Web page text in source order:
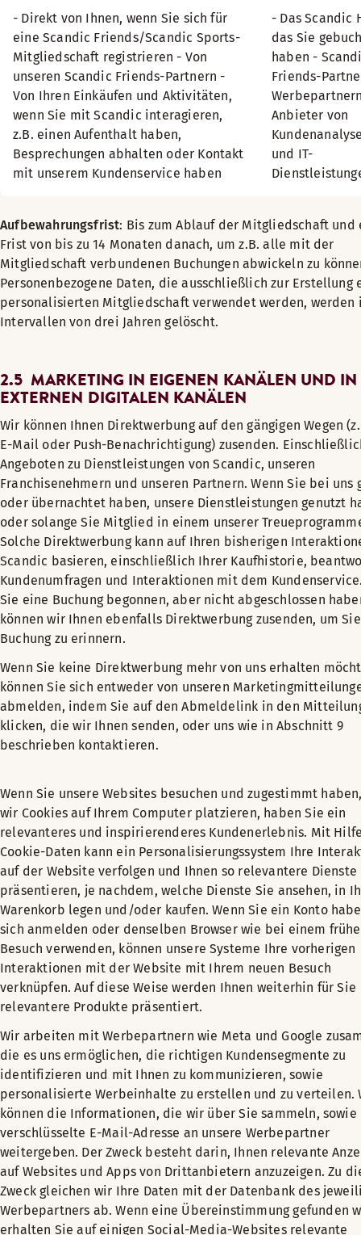
- Direkt von Ihnen, wenn Sie sich für
eine Scandic Friends/Scandic Sports-
Mitgliedschaft registrieren - Von
unseren Scandic Friends-Partnern -
Von Ihren Einkäufen und Aktivitäten,
wenn Sie mit Scandic interagieren,
z.B. einen Aufenthalt haben,
Besprechungen abhalten oder Kontakt
mit unserem Kundenservice haben
- Das Scandic
das Sie
haben -
Friends-
Anbieter von
und IT-
Aufbewahrungsfrist: Bis zum Ablauf der Mitgliedschaft und
Frist von bis zu 14 Monaten danach, um z.B. alle mit der
Mitgliedschaft verbundenen Buchungen abwickeln zu
Personenbezogene Daten, die ausschließlich zur Erstellung
personalisierten Mitgliedschaft verwendet werden, werden
Intervallen von drei Jahren gelöscht.
2.5 MARKETING IN EIGENEN KANÄLEN UND IN
EXTERNEN DIGITALEN KANÄLEN
Wir können Ihnen Direktwerbung auf den gängigen Wegen
E-Mail oder Push-Benachrichtigung) zusenden.
Angeboten zu Dienstleistungen von Scandic, unseren
Franchisenehmern und unseren Partnern. Wenn Sie bei uns
oder übernachtet haben, unsere Dienstleistungen genutzt
oder solange Sie Mitglied in einem unserer
Solche Direktwerbung kann auf Ihren bisherigen
Scandic basieren, einschließlich Ihrer Kaufhistorie,
Kundenumfragen und Interaktionen mit dem
Sie eine Buchung begonnen, aber nicht abgeschlossen
können wir Ihnen ebenfalls Direktwerbung zusenden, um
Buchung zu erinnern.
Wenn Sie keine Direktwerbung mehr von uns erhalten
können Sie sich entweder von unseren
abmelden, indem Sie auf den Abmeldelink in den
klicken, die wir Ihnen senden, oder uns wie in Abschnitt 9
beschrieben kontaktieren.
Wenn Sie unsere Websites besuchen und zugestimmt
wir Cookies auf Ihrem Computer platzieren, haben Sie ein
relevanteres und inspirierenderes Kundenerlebnis. Mit
Cookie-Daten kann ein Personalisierungssystem Ihre
auf der Website verfolgen und Ihnen so relevantere Dienste
präsentieren, je nachdem, welche Dienste Sie ansehen, in
Warenkorb legen und/oder kaufen. Wenn Sie ein Konto
sich anmelden oder denselben Browser wie bei einem
Besuch verwenden, können unsere Systeme Ihre vorherigen
Interaktionen mit der Website mit Ihrem neuen Besuch
verknüpfen. Auf diese Weise werden Ihnen weiterhin für Sie
relevantere Produkte präsentiert.
Wir arbeiten mit Werbepartnern wie Meta und Google
die es uns ermöglichen, die richtigen Kundensegmente zu
identifizieren und mit Ihnen zu kommunizieren, sowie
personalisierte Werbeinhalte zu erstellen und zu verteilen.
können die Informationen, die wir über Sie sammeln, sowie
verschlüsselte E-Mail-Adresse an unsere Werbepartner
weitergeben. Der Zweck besteht darin, Ihnen relevante
auf Websites und Apps von Drittanbietern anzuzeigen. Zu
Zweck gleichen wir Ihre Daten mit der Datenbank des
Werbepartners ab. Wenn eine Übereinstimmung gefunden
erhalten Sie auf einigen Social-Media-Websites relevante